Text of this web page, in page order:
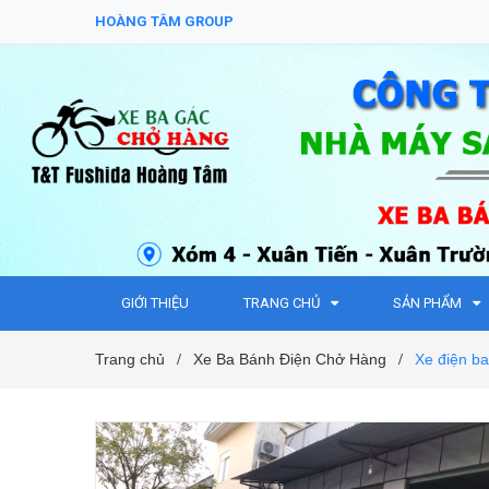
HOÀNG TÂM GROUP
GIỚI THIỆU TRANG CHỦ SẢN PHẨM
Trang chủ / Xe Ba Bánh Điện Chở Hàng / Xe điện